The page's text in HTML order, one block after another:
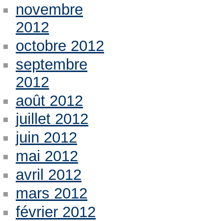
novembre
2012
octobre 2012
septembre
2012
août 2012
juillet 2012
juin 2012
mai 2012
avril 2012
mars 2012
février 2012